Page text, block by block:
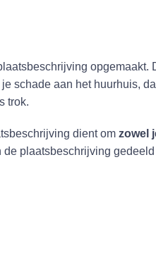
opgemaakt.
schade aan het huurhuis,
trok.
dient om zowel
plaatsbeschrijving